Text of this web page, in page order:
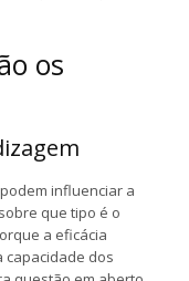
os
influenciar a
que tipo é o
a eficácia
capacidade dos